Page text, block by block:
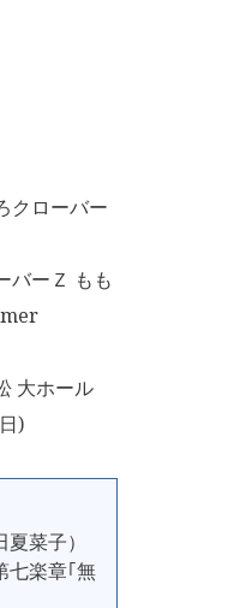
クローバー
バーＺ もも
大ホール
)
菜子）
七楽章｢無